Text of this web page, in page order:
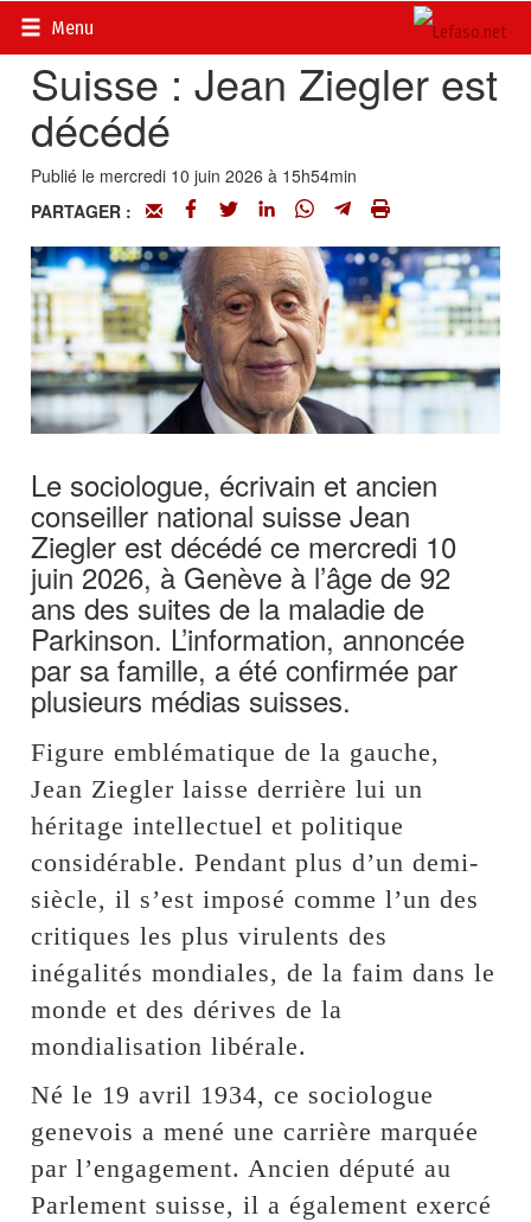
Menu
Accueil>
Suisse : Jean Ziegler est
décédé
Publié le mercredi 10 juin 2026 à 15h54min
PARTAGER :
Le sociologue, écrivain et ancien
conseiller national suisse Jean
Ziegler est décédé ce mercredi 10
juin 2026, à Genève à l’âge de 92
ans des suites de la maladie de
Parkinson. L’information, annoncée
par sa famille, a été confirmée par
plusieurs médias suisses.
Figure emblématique de la gauche,
Jean Ziegler laisse derrière lui un
héritage intellectuel et politique
considérable. Pendant plus d’un demi-
siècle, il s’est imposé comme l’un des
critiques les plus virulents des
inégalités mondiales, de la faim dans le
monde et des dérives de la
mondialisation libérale.
Né le 19 avril 1934, ce sociologue
genevois a mené une carrière marquée
par l’engagement. Ancien député au
Parlement suisse, il a également exercé